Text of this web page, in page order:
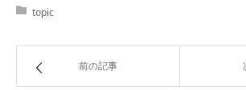
topic
前の記事